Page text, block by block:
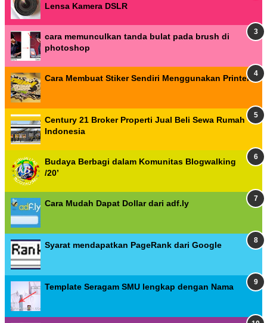
Lensa Kamera DSLR
cara memunculkan tanda bulat pada brush di
photoshop
Cara Membuat Stiker Sendiri Menggunakan Printer
Century 21 Broker Properti Jual Beli Sewa Rumah
Indonesia
Budaya Berbagi dalam Komunitas Blogwalking
/20’
Cara Mudah Dapat Dollar dari adf.ly
Syarat mendapatkan PageRank dari Google
Template Seragam SMU lengkap dengan Nama